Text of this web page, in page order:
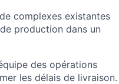
complexes existantes
production dans un
des opérations
les délais de livraison.